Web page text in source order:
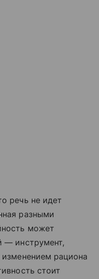
речь не идет
разными
может
— инструмент,
изменением рациона
стоит